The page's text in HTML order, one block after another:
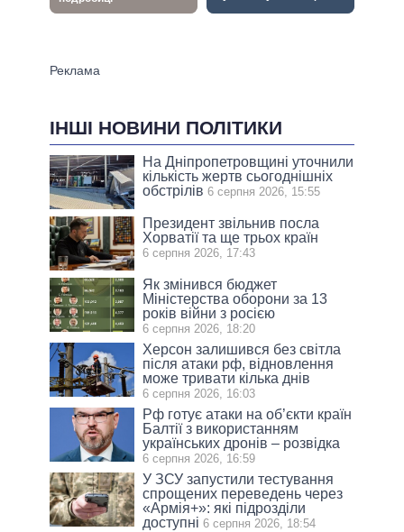
ІНШІ НОВИНИ ПОЛІТИКИ
На Дніпропетровщині уточнили
кількість жертв сьогоднішніх
обстрілів 6 серпня 2026, 15:55
Президент звільнив посла
Хорватії та ще трьох країн
6 серпня 2026, 17:43
Як змінився бюджет
Міністерства оборони за 13
років війни з росією
6 серпня 2026, 18:20
Херсон залишився без світла
після атаки рф, відновлення
може тривати кілька днів
6 серпня 2026, 16:03
Рф готує атаки на об’єкти країн
Балтії з використанням
українських дронів – розвідка
6 серпня 2026, 16:59
У ЗСУ запустили тестування
спрощених переведень через
«Армія+»: які підрозділи
доступні 6 серпня 2026, 18:54